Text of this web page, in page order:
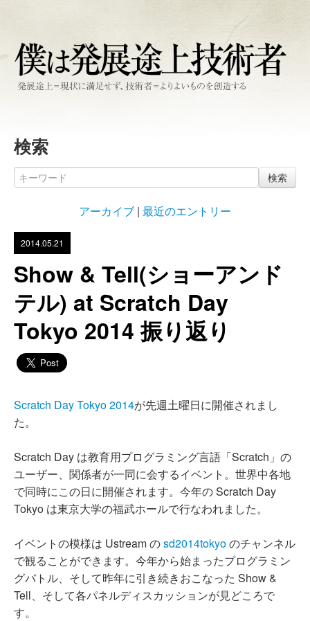
検索
検索
アーカイブ | 最近のエントリー
2014.05.21
Show & Tell(ショーアンド
テル) at Scratch Day
Tokyo 2014 振り返り
Scratch Day Tokyo 2014が先週土曜日に開催されまし
た。
Scratch Day は教育用プログラミング言語「Scratch」の
ユーザー、関係者が一同に会するイベント。世界中各地
で同時にこの日に開催されます。今年の Scratch Day
Tokyo は東京大学の福武ホールで行なわれました。
イベントの模様は Ustream のsd2014tokyoのチャンネル
で観ることができます。今年から始まったプログラミン
グバトル、そして昨年に引き続きおこなった Show &
Tell、そして各パネルディスカッションが見どころで
す。